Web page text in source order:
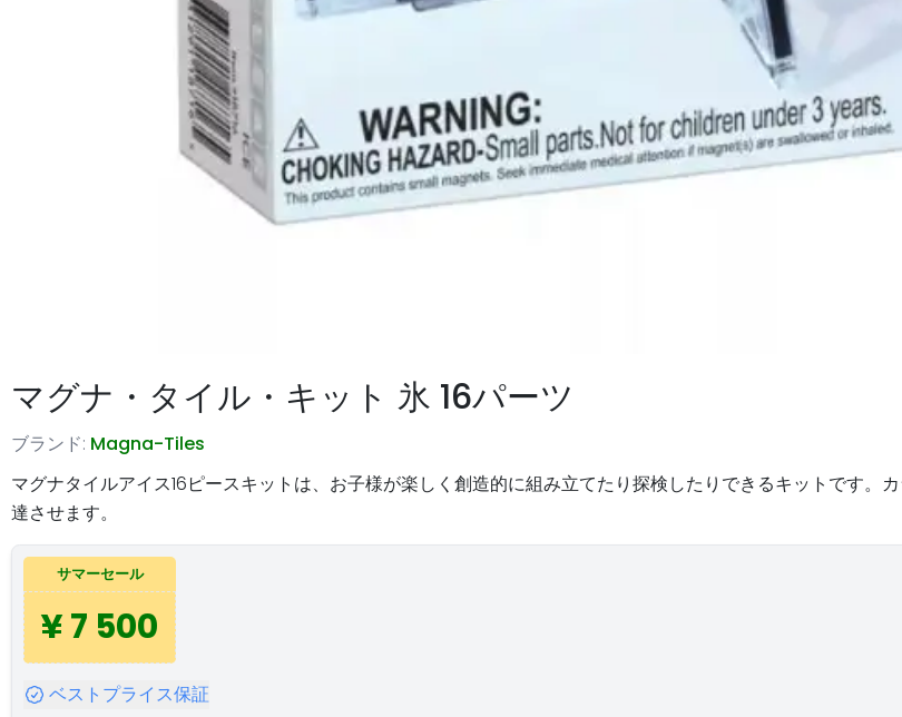
マグナ・タイル・キット 氷 16パーツ
ブランド: Magna-Tiles
マグナタイルアイス16ピースキットは、お子様が楽しく創造的に組み立てたり探検したりできるキットです
達させます。
サマーセール
¥ 7 500
ベストプライス保証